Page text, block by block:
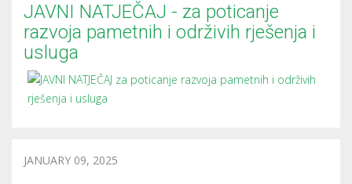
JAVNI NATJEČAJ - za poticanje
razvoja pametnih i održivih rješenja i
usluga
JANUARY 09, 2025